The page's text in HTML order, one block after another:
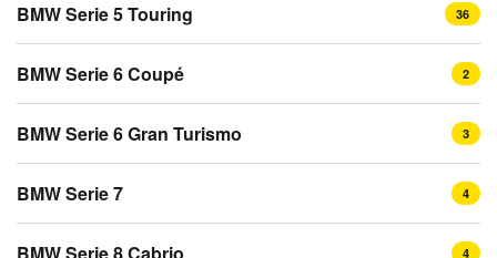
BMW Serie 5 Touring 36
BMW Serie 6 Coupé 2
BMW Serie 6 Gran Turismo 3
BMW Serie 7 4
4